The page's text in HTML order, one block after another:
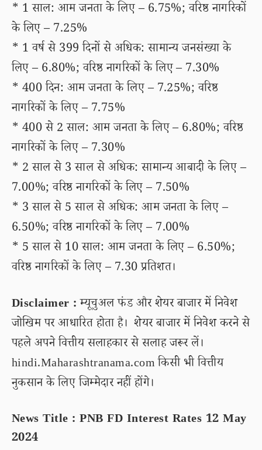
* 1 साल: आम जनता के लिए – 6.75%; वरिष्ठ नागरिकों
के लिए – 7.25%
* 1 वर्ष से 399 दिनों से अधिक: सामान्य जनसंख्या के
लिए – 6.80%; वरिष्ठ नागरिकों के लिए – 7.30%
* 400 दिन: आम जनता के लिए – 7.25%; वरिष्ठ
नागरिकों के लिए – 7.75%
* 400 से 2 साल: आम जनता के लिए – 6.80%; वरिष्ठ
नागरिकों के लिए – 7.30%
* 2 साल से 3 साल से अधिक: सामान्य आबादी के लिए –
7.00%; वरिष्ठ नागरिकों के लिए – 7.50%
* 3 साल से 5 साल से अधिक: आम जनता के लिए –
6.50%; वरिष्ठ नागरिकों के लिए – 7.00%
* 5 साल से 10 साल: आम जनता के लिए – 6.50%;
वरिष्ठ नागरिकों के लिए – 7.30 प्रतिशत।
Disclaimer :म्यूचुअल फंड और शेयर बाजार में निवेश
जोखिम पर आधारित होता है। शेयर बाजार में निवेश करने से
पहले अपने वित्तीय सलाहकार से सलाह जरूर लें।
hindi.Maharashtranama.com किसी भी वित्तीय
नुकसान के लिए जिम्मेदार नहीं होंगे।
News Title : PNB FD Interest Rates 12 May
2024